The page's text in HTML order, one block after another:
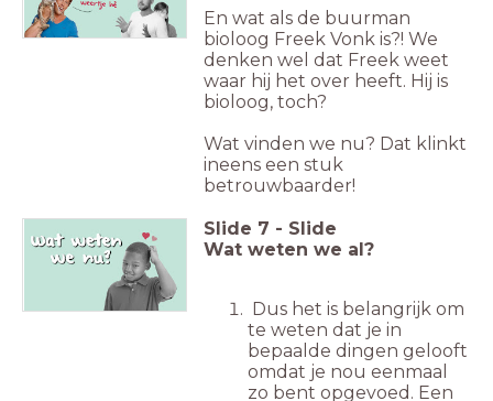
En wat als de buurman
bioloog Freek Vonk is?! We
denken wel dat Freek weet
waar hij het over heeft. Hij is
bioloog, toch?
Wat vinden we nu? Dat klinkt
ineens een stuk
betrouwbaarder!
Slide 7 - Slide
Wat weten we al?
Dus het is belangrijk om
te weten dat je in
bepaalde dingen gelooft
omdat je nou eenmaal
zo bent opgevoed. Een